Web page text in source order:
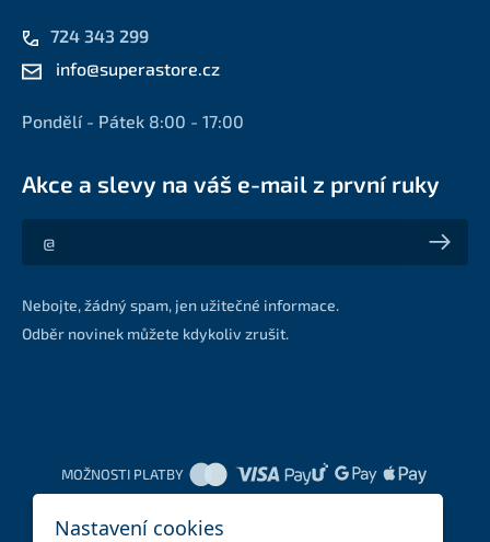
724 343 299
info@superastore.cz
Pondělí - Pátek 8:00 - 17:00
Akce a slevy na váš e-mail z první ruky
Akce a slevy na váš e-mail z první ruky
Nebojte, žádný spam, jen užitečné informace.
Odběr novinek můžete kdykoliv zrušit.
MOŽNOSTI PLATBY
Nastavení cookies